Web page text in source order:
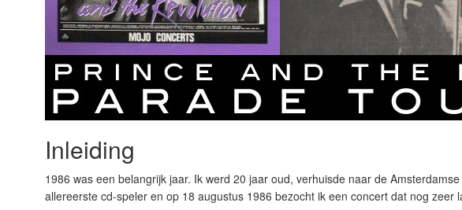
Inleiding
1986 was een belangrijk jaar. Ik werd 20 jaar oud, verhuisde naar de
allereerste cd-speler en op 18 augustus 1986 bezocht ik een concert dat nog zeer